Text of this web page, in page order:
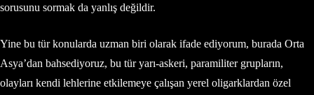
sorusunu sormak da yanlış değildir.
Yine bu tür konularda uzman biri olarak ifade ediyorum, burada Orta
Asya’dan bahsediyoruz, bu tür yarı-askeri, paramiliter grupların,
olayları kendi lehlerine etkilemeye çalışan yerel oligarklardan özel